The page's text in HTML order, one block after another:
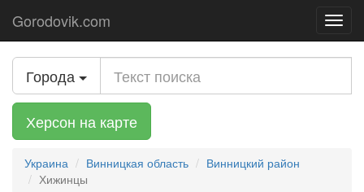
Gorodovik.com
Города
Херсон на карте
Украина Винницкая область
Винницкий район
Хижинцы